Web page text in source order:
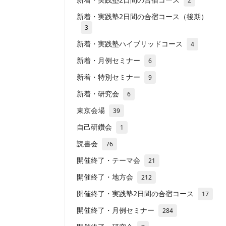
新着・実践塾2日間の合宿コース（後期）
3
新着・実践塾ハイブリッドコース 4
新着・月例セミナー 6
新着・特別セミナー 9
新着・研究会 6
東京会場 39
自己研鑽会 1
読書会 76
開催終了・テーマ会 21
開催終了・地方会 212
開催終了・実践塾2日間の合宿コース 17
開催終了・月例セミナー 284